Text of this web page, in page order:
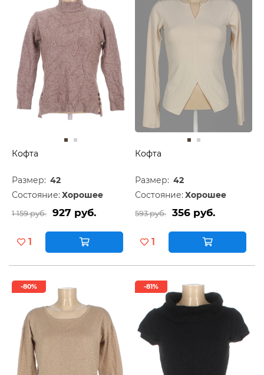
Кофта
Размер: 42
Состояние: Хорошее
1 159 руб. 927 руб.
1
Кофта
Размер: 42
Состояние: Хорошее
593 руб. 356 руб.
1
-80% -81%